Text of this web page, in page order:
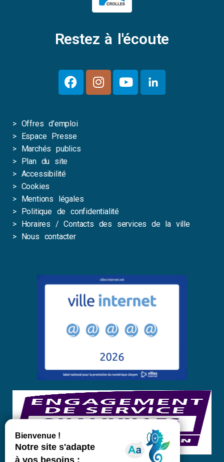
Restez à l'écoute
> Offres d’emploi
> Espace Presse
> Marchés publics
> Plan du site
> Accessibilité
> Cookies
> Mentions légales
> Politique de confidentialité
> Horaires / Contacts des services de la ville
> Nous contacter